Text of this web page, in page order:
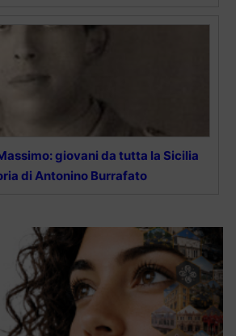
giovani da tutta la Sicilia
di Antonino Burrafato